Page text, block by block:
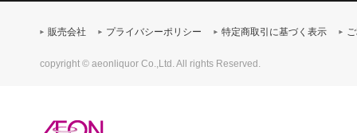
販売会社 プライバシーポリシー 特定商取引に基づく表示
copyright © aeonliquor Co.,Ltd. All rights Reserved.